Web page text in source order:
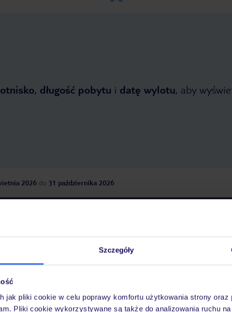
Szczegóły
jak pliki cookie w celu poprawy komfortu użytkowania strony oraz
Pliki cookie wykorzystywane są także do analizowania ruchu
, długość pobytu i datę wylotu, aby
2026 do 31 października 2026
30 lat w Polsce
wakacjach 24/7